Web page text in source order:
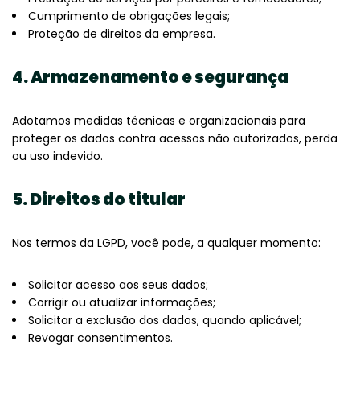
Cumprimento de obrigações legais;
Proteção de direitos da empresa.
4. Armazenamento e segurança
Adotamos medidas técnicas e organizacionais para
proteger os dados contra acessos não autorizados, perda
ou uso indevido.
5. Direitos do titular
Nos termos da LGPD, você pode, a qualquer momento:
Solicitar acesso aos seus dados;
Corrigir ou atualizar informações;
Solicitar a exclusão dos dados, quando aplicável;
Revogar consentimentos.